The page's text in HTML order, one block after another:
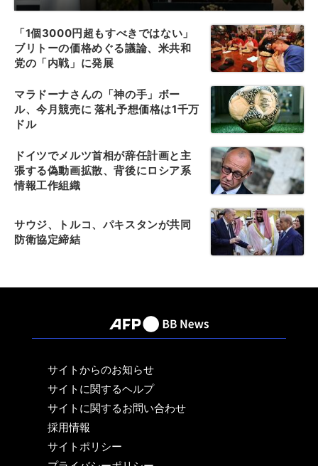
「1個3000円超もすべきではない」
ブリトーの価格めぐる議論、米共和
党の「内戦」に発展
マラドーナさんの「神の手」ボー
ル、今月競売に 落札予想価格は1千万
ドル
ドイツでメルツ首相が辞任計画と主
張する偽動画拡散、背後にロシア系
情報工作組織
サウジ、トルコ、パキスタンが共同
防衛協定締結
サイトからのお知らせ
サイトに関するヘルプ
サイトに関するお問い合わせ
採用情報
サイトポリシー